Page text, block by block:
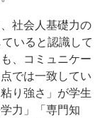
社会人基礎力の
いると認識して
、コミュニケー
では一致してい
り強さ」が学生
力」「専門知